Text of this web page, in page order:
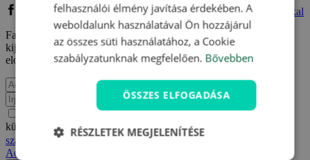
Bejelentkezés Facebook fiókkal
Bejelentkezés Google fiókkal
Facebook vagy Google fiókkal való regisztrációm kapcsán
kijelentem, hogy elfogadom aFelhasználási feltételeket
elolvastam azAdatvédelmi szabályzatot..
Értesülni akarok e-mailben a Travelking újdonságairól,
különleges ajánlatairól és egyéb kedvezményeiről az
szabályzatot.
Felhasználási feltételeket
Adatvédelmi szabályzatot.
felhasználói élmény javítása érdekében. A
weboldalunk használatával Ön hozzájárul
az összes süti használatához, a Cookie
szabályzatunknak megfelelően. Bővebben
ÖSSZES ELFOGADÁSA
RÉSZLETEK MEGJELENÍTÉSE